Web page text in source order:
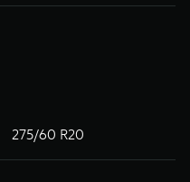
275/60 R20